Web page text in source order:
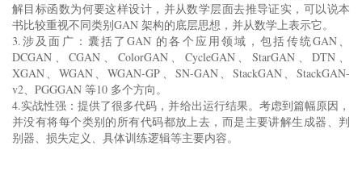
解目标函数为何要这样设计，并从数学层面去推导证实，可以说本
书比较重视不同类别GAN 架构的底层思想，并从数学上表示它。
3.涉及面广：囊括了GAN 的各个应用领域，包括传统GAN、
DCGAN、CGAN、ColorGAN、CycleGAN、StarGAN、DTN、
XGAN、WGAN、WGAN-GP、SN-GAN、StackGAN、StackGAN-
v2、PGGGAN 等10 多个方向。
4.实战性强：提供了很多代码，并给出运行结果。考虑到篇幅原因，
并没有将每个类别的所有代码都放上去，而是主要讲解生成器、判
别器、损失定义、具体训练逻辑等主要内容。